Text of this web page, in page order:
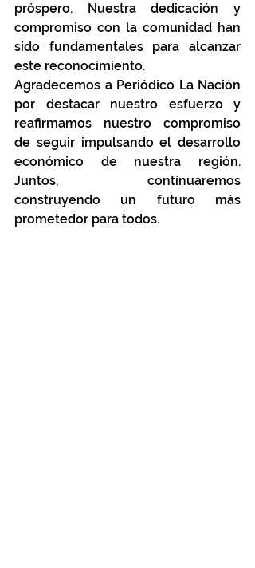
próspero. Nuestra dedicación y
compromiso con la comunidad han
sido fundamentales para alcanzar
este reconocimiento.
Agradecemos a Periódico La Nación
por destacar nuestro esfuerzo y
reafirmamos nuestro compromiso
de seguir impulsando el desarrollo
económico de nuestra región.
Juntos, continuaremos
construyendo un futuro más
prometedor para todos.